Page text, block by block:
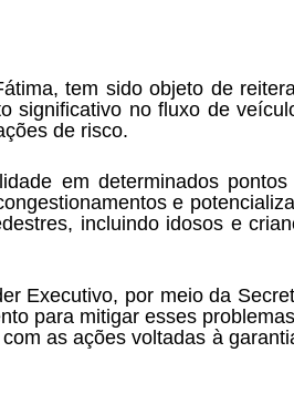
tem sido objeto de
significativo no fluxo de
de risco.
em determinados
e
incluindo idosos e
Executivo, por meio da
para mitigar esses
as ações voltadas à